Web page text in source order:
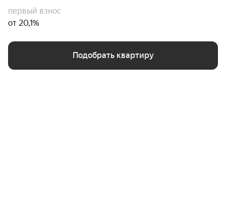
первый взнос
от 20,1%
Подобрать квартиру